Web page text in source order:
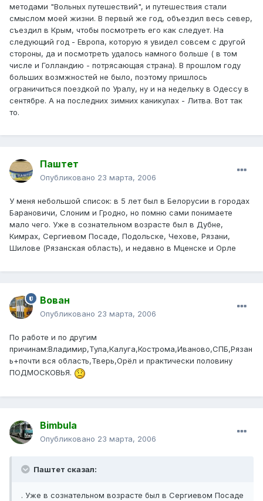
методами "Вольных путешествий", и путешествия стали
смыслом моей жизни. В первый же год, объездил весь север,
съездил в Крым, чтобы посмотреть его как следует. На
следующий год - Европа, которую я увидел совсем с другой
стороны, да и посмотреть удалось намного больше ( в том
числе и Голландию - потрясающая страна). В прошлом году
больших возмжностей не было, поэтому пришлось
ограничиться поездкой по Уралу, ну и на недельку в Одессу в
сентябре. А на последних зимних каникулах - Литва. Вот так
то.
Паштет
Опубликовано 23 марта, 2006
У меня небольшой список: в 5 лет был в Белорусии в городах
Барановичи, Слоним и Гродно, но помню сами понимаете
мало чего. Уже в сознательном возрасте был в Дубне,
Кимрах, Сергиевом Посаде, Подольске, Чехове, Рязани,
Шилове (Рязанская область), и недавно в Мценске и Орле
Вован
Опубликовано 23 марта, 2006
По работе и по другим
причинам:Владимир,Тула,Калуга,Кострома,Иваново,СПБ,Рязан
ь+почти вся область,Тверь,Орёл и практически половину
ПОДМОСКОВЬЯ.
Bimbula
Опубликовано 23 марта, 2006
Паштет сказал:
. Уже в сознательном возрасте был в Сергиевом Посаде